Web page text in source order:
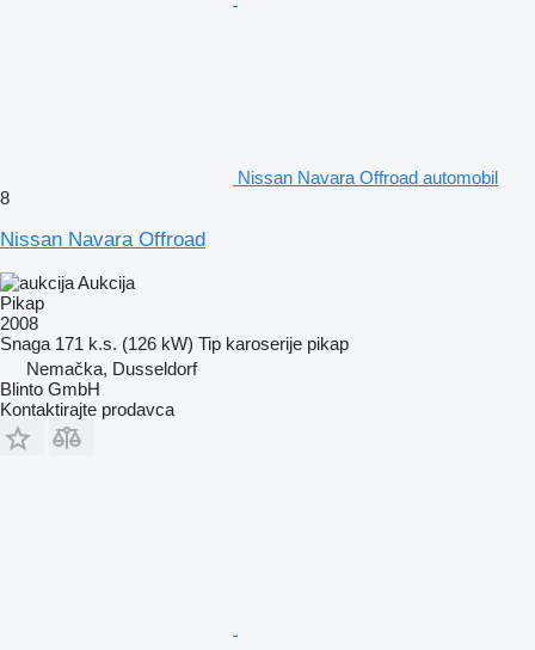
Nissan Navara Offroad automobil
8
Nissan Navara Offroad
Aukcija
Pikap
2008
Snaga 171 k.s. (126 kW) Tip karoserije pikap
Nemačka, Dusseldorf
Blinto GmbH
Kontaktirajte prodavca